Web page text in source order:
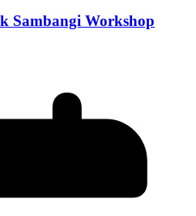
Sambangi Workshop